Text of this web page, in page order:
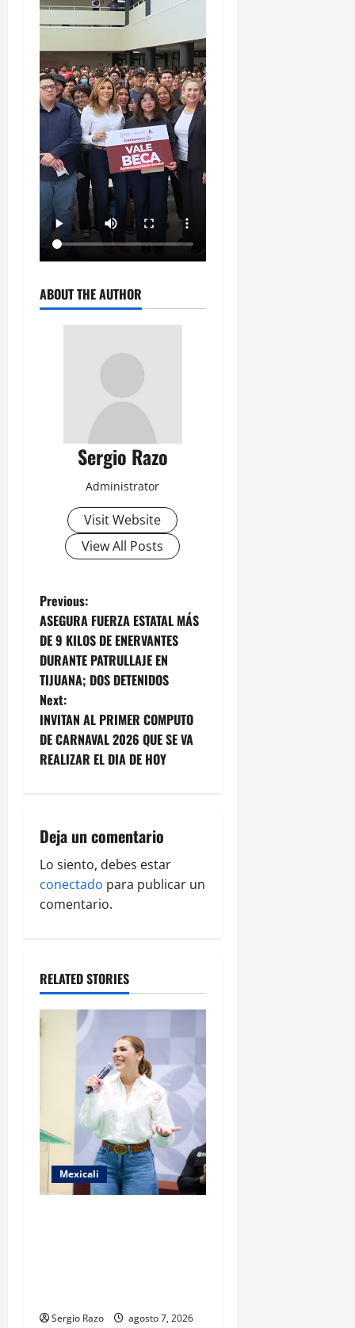
ABOUT THE AUTHOR
Sergio Razo
Administrator
Visit Website
View All Posts
P
o
s
t
n
a
i
g
a
i
o
n
Previous:
ASEGURA FUERZA ESTATAL MÁS
DE 9 KILOS DE ENERVANTES
DURANTE PATRULLAJE EN
TIJUANA; DOS DETENIDOS
Next:
INVITAN AL PRIMER COMPUTO
DE CARNAVAL 2026 QUE SE VA
REALIZAR EL DIA DE HOY
Deja un comentario
Lo siento, debes estar
conectado para publicar un
comentario.
RELATED STORIES
Mexicali
Sergio Razo
agosto 7, 2026